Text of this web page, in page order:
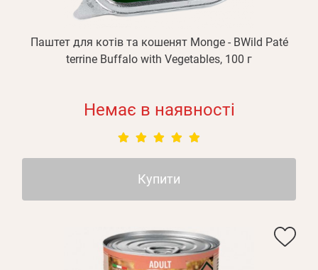
Паштет для котів та кошенят Monge - BWild Paté
terrine Buffalo with Vegetables, 100 г
Немає в наявності
Купити